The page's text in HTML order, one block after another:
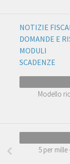
NOTIZIE
DOMANDE E
MODULI
SCADENZE
Modello
5 per